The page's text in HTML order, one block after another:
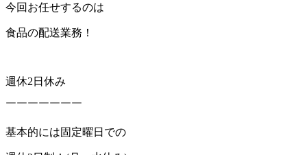
今回お任せするのは
食品の配送業務！
週休2日休み
￣￣￣￣￣￣￣
基本的には固定曜日での